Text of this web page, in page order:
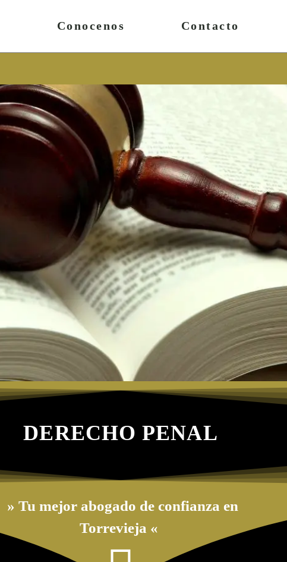
Conocenos Contacto
DERECHO PENAL
» Tu mejor abogado de confianza en
Torrevieja «